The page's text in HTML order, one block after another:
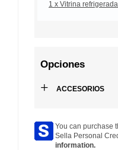
1 x Vitrina
Opciones
+ ACCESORIOS
You can purchase
Sella Personal
information.